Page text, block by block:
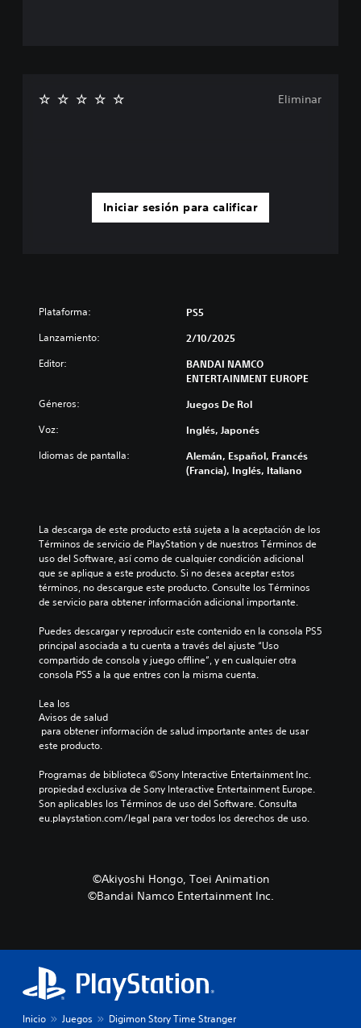
Iniciar sesión para calificar
Eliminar
Plataforma: PS5
Lanzamiento: 2/10/2025
Editor:
BANDAI NAMCO
ENTERTAINMENT EUROPE
Géneros: Juegos De Rol
Voz: Inglés, Japonés
Idiomas de pantalla:
Alemán, Español, Francés
(Francia), Inglés, Italiano
La descarga de este producto está sujeta a la aceptación de los
Términos de servicio de PlayStation y de nuestros Términos de
uso del Software, así como de cualquier condición adicional
que se aplique a este producto. Si no desea aceptar estos
términos, no descargue este producto. Consulte los Términos
de servicio para obtener información adicional importante.
Puedes descargar y reproducir este contenido en la consola PS5
principal asociada a tu cuenta a través del ajuste “Uso
compartido de consola y juego offline”, y en cualquier otra
consola PS5 a la que entres con la misma cuenta.
Lea los
Avisos de salud
este producto.
Programas de biblioteca ©Sony Interactive Entertainment Inc.
propiedad exclusiva de Sony Interactive Entertainment Europe.
Son aplicables los Términos de uso del Software. Consulta
eu.playstation.com/legal para ver todos los derechos de uso.
©Akiyoshi Hongo, Toei Animation
©Bandai Namco Entertainment Inc.
Inicio Juegos Digimon Story Time Stranger